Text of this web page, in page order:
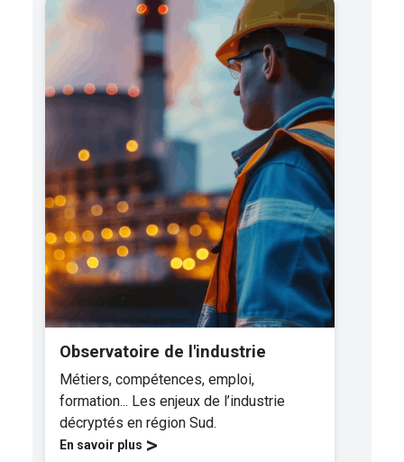
Observatoire de l'industrie
Métiers, compétences, emploi,
formation... Les enjeux de l’industrie
décryptés en région Sud.
En savoir plus >